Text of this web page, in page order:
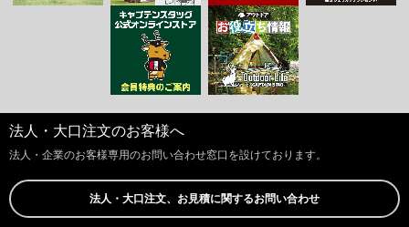
法人・大口注文のお客様へ
法人・企業のお客様専用のお問い合わせ窓口を設けております。
法人・大口注文、お見積に関するお問い合わせ